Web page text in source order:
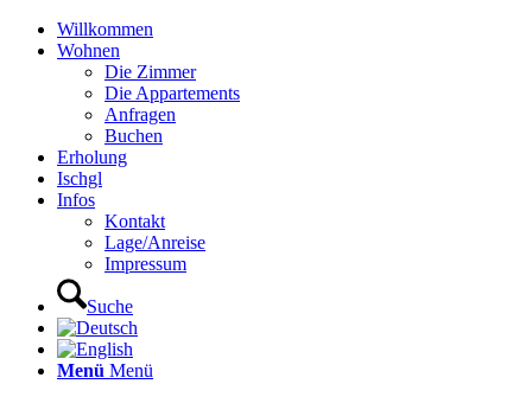
Willkommen
Wohnen
Die Zimmer
Die Appartements
Anfragen
Buchen
Erholung
Ischgl
Infos
Kontakt
Lage/Anreise
Impressum
Suche
Menü Menü